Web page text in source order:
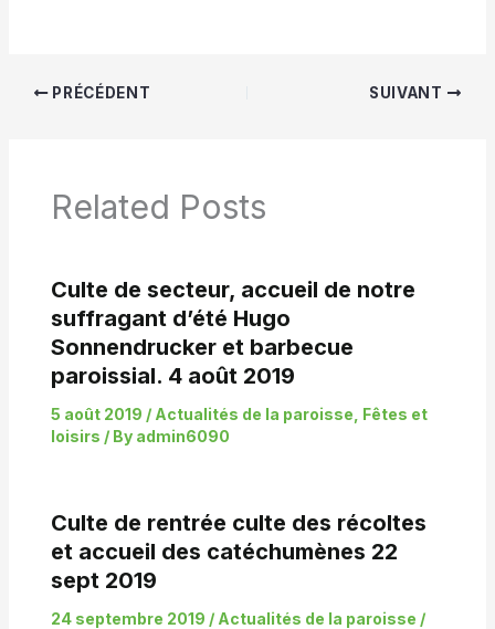
PRÉCÉDENT SUIVANT
Related Posts
Culte de secteur, accueil de notre
suffragant d’été Hugo
Sonnendrucker et barbecue
paroissial. 4 août 2019
5 août 2019 / Actualités de la paroisse Fêtes et
loisirs / By admin6090
Culte de rentrée culte des récoltes
et accueil des catéchumènes 22
sept 2019
24 septembre 2019 / Actualités de la paroisse /